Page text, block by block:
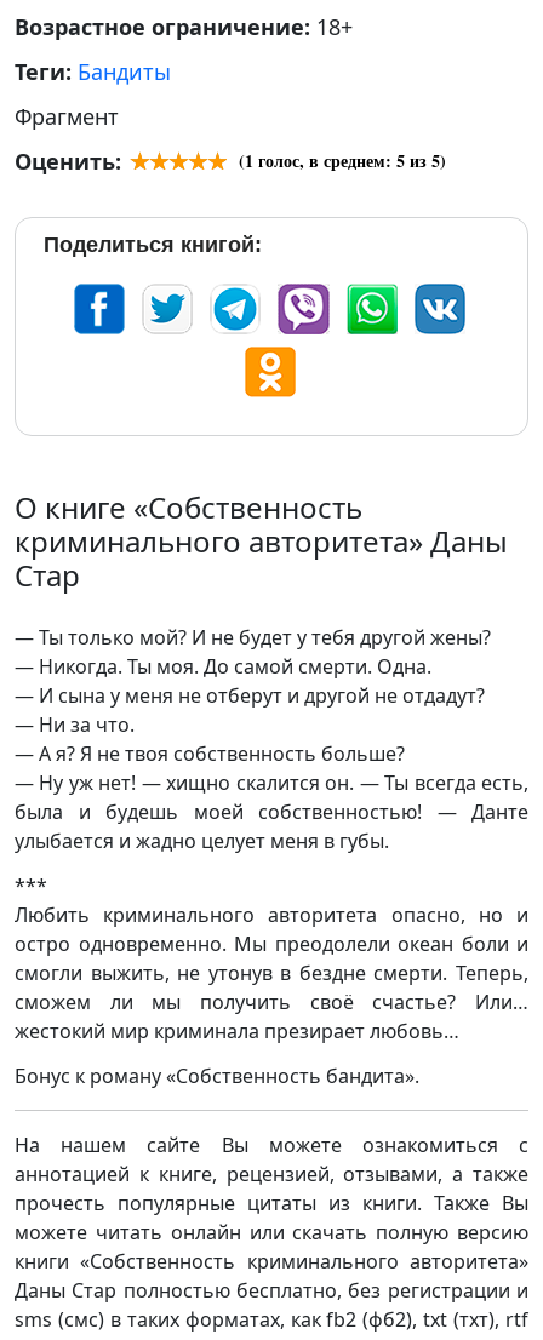
Возрастное ограничение: 18+
Теги: Бандиты
Фрагмент
Оценить:
(1 голос, в среднем: 5из 5)
Поделиться книгой:
О книге «Собственность
криминального авторитета» Даны
Стар
— Ты только мой? И не будет у тебя другой жены?
— Никогда. Ты моя. До самой смерти. Одна.
— И сына у меня не отберут и другой не отдадут?
— Ни за что.
— А я? Я не твоя собственность больше?
— Ну уж нет! — хищно скалится он. — Ты всегда есть,
была и будешь моей собственностью! — Данте
улыбается и жадно целует меня в губы.
***
Любить криминального авторитета опасно, но и
остро одновременно. Мы преодолели океан боли и
смогли выжить, не утонув в бездне смерти. Теперь,
сможем ли мы получить своё счастье? Или…
жестокий мир криминала презирает любовь…
Бонус к роману «Собственность бандита».
На нашем сайте Вы можете ознакомиться с
аннотацией к книге, рецензией, отзывами, а также
прочесть популярные цитаты из книги. Также Вы
можете читать онлайн или скачать полную версию
книги «Собственность криминального авторитета»
Даны Стар полностью бесплатно, без регистрации и
sms (смс) в таких форматах, как fb2 (фб2), txt (тхт), rtf